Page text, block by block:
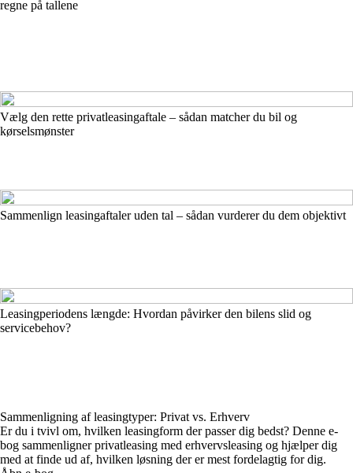
regne på tallene
Vælg den rette privatleasingaftale – sådan matcher du bil og
kørselsmønster
Sammenlign leasingaftaler uden tal – sådan vurderer du dem objektivt
Leasingperiodens længde: Hvordan påvirker den bilens slid og
servicebehov?
Sammenligning af leasingtyper: Privat vs. Erhverv
Er du i tvivl om, hvilken leasingform der passer dig bedst? Denne e-
bog sammenligner privatleasing med erhvervsleasing og hjælper dig
med at finde ud af, hvilken løsning der er mest fordelagtig for dig.